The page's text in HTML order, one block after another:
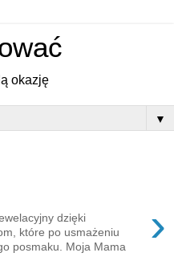
okazję
▼
›
dzięki
które po usmażeniu
posmaku. Moja Mama